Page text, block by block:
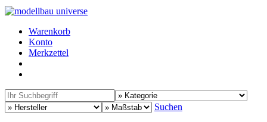
Warenkorb
Konto
Merkzettel
Suchen